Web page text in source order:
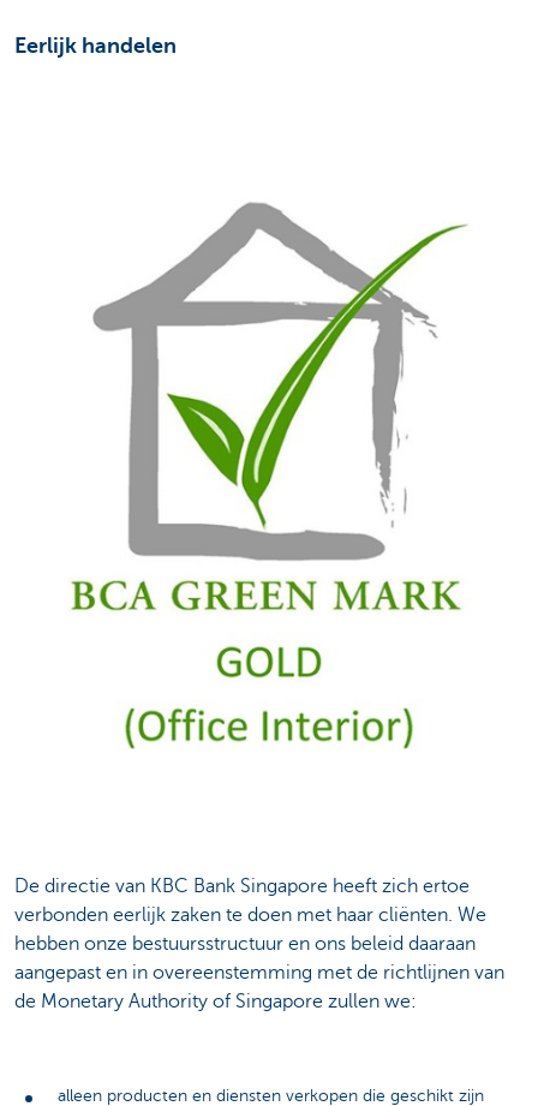
Eerlijk handelen
De directie van KBC Bank Singapore heeft zich ertoe
verbonden eerlijk zaken te doen met haar cliënten. We
hebben onze bestuursstructuur en ons beleid daaraan
aangepast en in overeenstemming met de richtlijnen van
de Monetary Authority of Singapore zullen we:
alleen producten en diensten verkopen die geschikt zijn